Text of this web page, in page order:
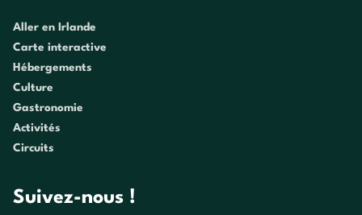
Aller en Irlande
Carte interactive
Hébergements
Culture
Gastronomie
Activités
Circuits
Suivez-nous !